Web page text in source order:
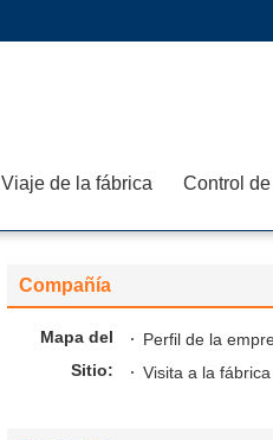
Viaje de la fábrica Control
Compañía
Mapa del
Sitio:
Perfil de la
Visita a la fábrica